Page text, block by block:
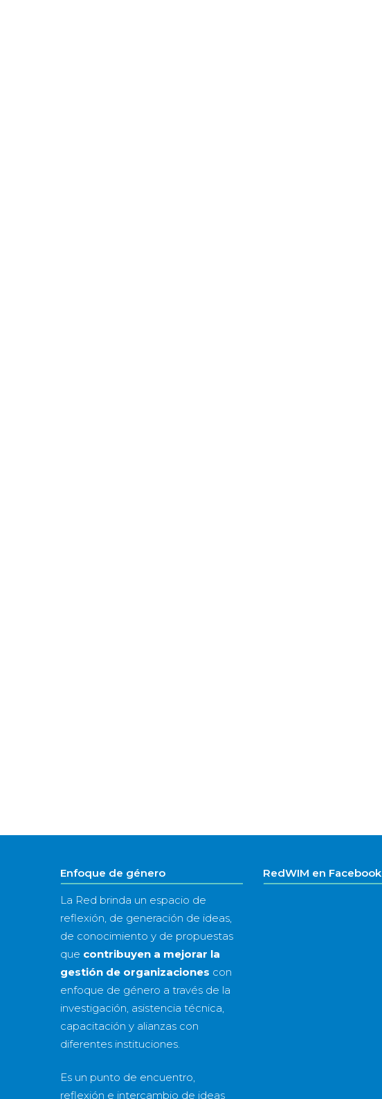
Enfoque de género
La Red brinda un espacio de
reflexión, de generación de ideas,
de conocimiento y de propuestas
que contribuyen a mejorar la
gestión de organizaciones con
enfoque de género a través de la
investigación, asistencia técnica,
capacitación y alianzas con
diferentes instituciones.
Es un punto de encuentro,
reflexión e intercambio de ideas
RedWIM en Facebook